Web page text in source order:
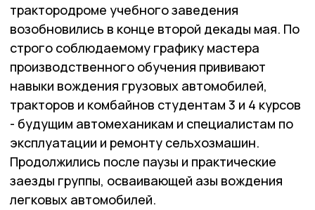
трактородроме учебного заведения
возобновились в конце второй декады мая. По
строго соблюдаемому графику мастера
производственного обучения прививают
навыки вождения грузовых автомобилей,
тракторов и комбайнов студентам 3 и 4 курсов
- будущим автомеханикам и специалистам по
эксплуатации и ремонту сельхозмашин.
Продолжились после паузы и практические
заезды группы, осваивающей азы вождения
легковых автомобилей.